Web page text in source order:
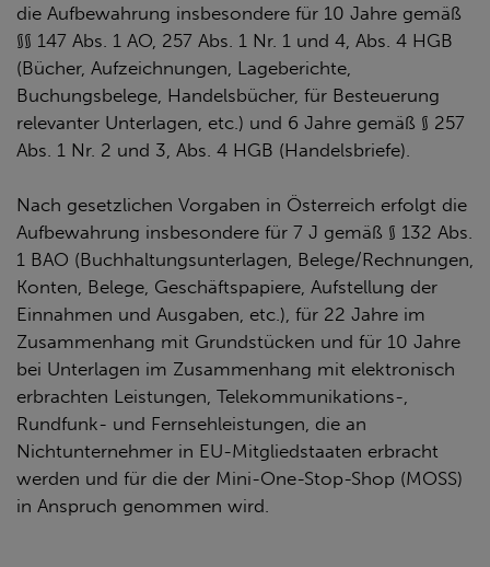
die Aufbewahrung insbesondere für 10 Jahre gemäß
§§ 147 Abs. 1 AO, 257 Abs. 1 Nr. 1 und 4, Abs. 4 HGB
(Bücher, Aufzeichnungen, Lageberichte,
Buchungsbelege, Handelsbücher, für Besteuerung
relevanter Unterlagen, etc.) und 6 Jahre gemäß § 257
Abs. 1 Nr. 2 und 3, Abs. 4 HGB (Handelsbriefe).
Nach gesetzlichen Vorgaben in Österreich erfolgt die
Aufbewahrung insbesondere für 7 J gemäß § 132 Abs.
1 BAO (Buchhaltungsunterlagen, Belege/Rechnungen,
Konten, Belege, Geschäftspapiere, Aufstellung der
Einnahmen und Ausgaben, etc.), für 22 Jahre im
Zusammenhang mit Grundstücken und für 10 Jahre
bei Unterlagen im Zusammenhang mit elektronisch
erbrachten Leistungen, Telekommunikations-,
Rundfunk- und Fernsehleistungen, die an
Nichtunternehmer in EU-Mitgliedstaaten erbracht
werden und für die der Mini-One-Stop-Shop (MOSS)
in Anspruch genommen wird.